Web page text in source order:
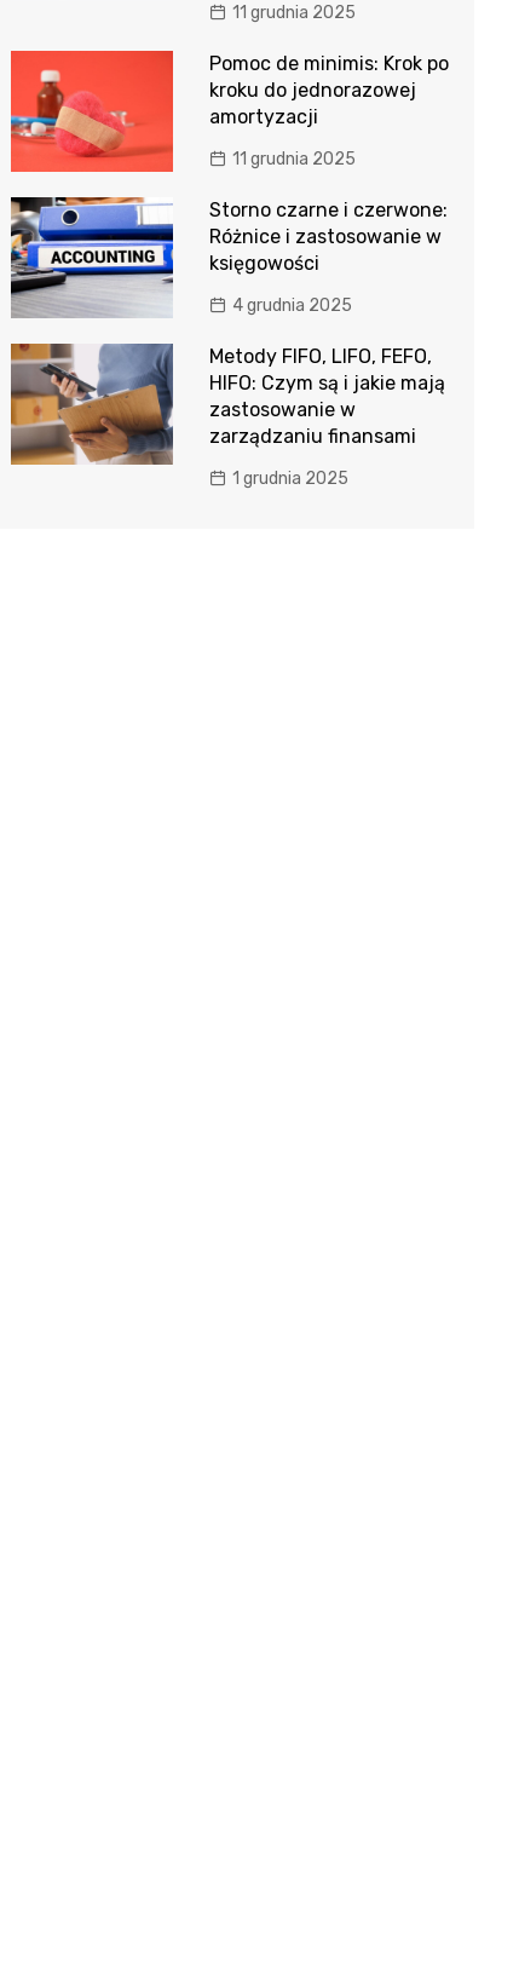
11 grudnia 2025
Pomoc de minimis: Krok po
kroku do jednorazowej
amortyzacji
11 grudnia 2025
Storno czarne i czerwone:
Różnice i zastosowanie w
księgowości
4 grudnia 2025
Metody FIFO, LIFO, FEFO,
HIFO: Czym są i jakie mają
zastosowanie w
zarządzaniu finansami
1 grudnia 2025